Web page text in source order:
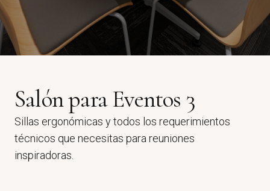
Salón para Eventos 3
Sillas ergonómicas y todos los requerimientos
técnicos que necesitas para reuniones
inspiradoras.